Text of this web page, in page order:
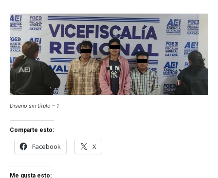
Diseño sin título – 1
Comparte esto:
Facebook X
Me gusta esto: